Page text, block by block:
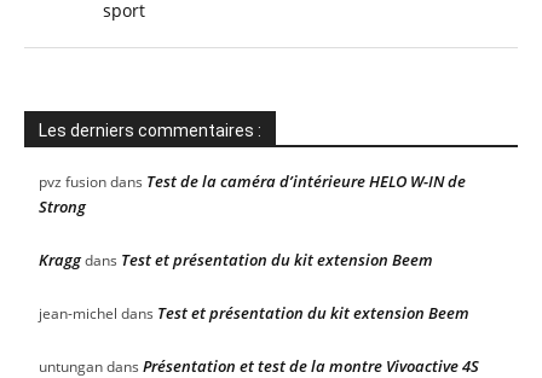
sport
Les derniers commentaires :
pvz fusiondans Test de la caméra d’intérieure HELO W-IN de
Strong
Kraggdans Test et présentation du kit extension Beem
jean-michel dans Test et présentation du kit extension Beem
untungandans Présentation et test de la montre Vivoactive 4S